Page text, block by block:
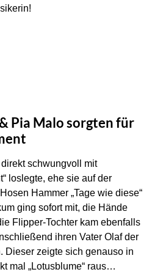
Pia Malo sorgten für
schwungvoll mit
loslegte, ehe sie auf der
Hammer „Tage wie diese“
ging sofort mit, die Hände
Flipper-Tochter kam ebenfalls
ihren Vater Olaf der
Dieser zeigte sich genauso in
mal „Lotusblume“ raus…